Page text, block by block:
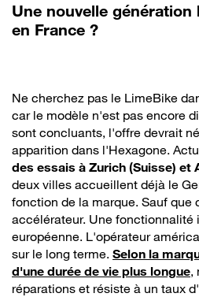
Une nouvelle
en France ?
Ne cherchez pas le LimeBike
car le modèle n'est pas encore
sont concluants, l'offre devrait
apparition dans l'Hexagone.
des essais à Zurich (Suisse) et
deux villes accueillent déjà le
fonction de la marque. Sauf que
accélérateur. Une fonctionnalité
européenne. L'opérateur
sur le long terme. Selon la
d'une durée de vie plus longue,
réparations et résiste à un taux